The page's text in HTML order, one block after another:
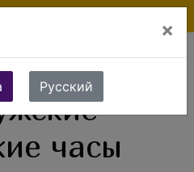
Мужские часы
часы
×
Русский